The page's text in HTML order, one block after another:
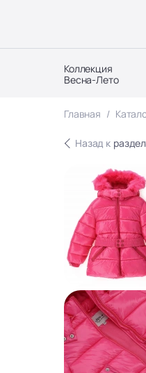
Коллекция
Весна-Лето
Главная
Назад к